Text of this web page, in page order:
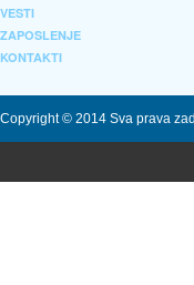
VESTI
ZAPOSLENJE
KONTAKTI
Copyright © 2014 Sva prava